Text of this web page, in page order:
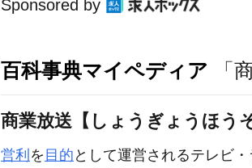
Sponsored by
百科事典マイペディア 「
商業放送【しょうぎょうほう
営利 を 目的 として運営されるテレビ・